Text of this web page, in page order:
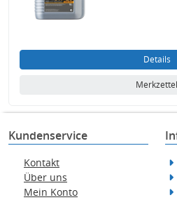
Details
Merkzettel
Kundenservice
Kontakt
Über uns
Mein Konto